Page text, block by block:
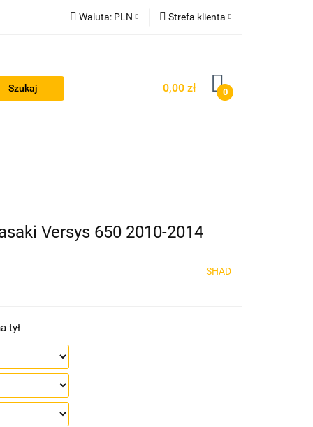
Waluta: PLN Strefa klienta
Zarejestruj się
Dodaj zgłoszenie
0,00 zł 0
Versys 650 2010-2014
SHAD
tył